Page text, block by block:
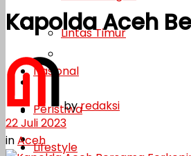
Lifestyle
DPKA
Nanggroe TV
Lintas Timur
Nasional
Peristiwa
Lifestyle
Kapolda Aceh
byredaksi
22 Juli 2023
inAceh